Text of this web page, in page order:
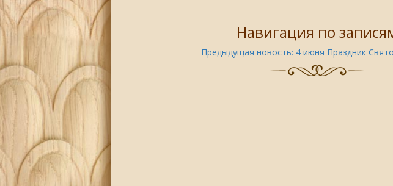
Навигация по
Предыдущая новость: 4 июня Праздник